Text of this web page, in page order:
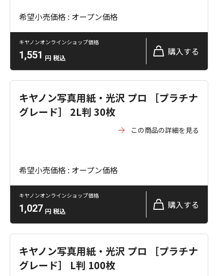
希望小売価格 : オープン価格
キヤノンオンラインショップ価格
1,551 円 税込
購入する
キヤノン写真用紙・光沢 プロ ［プラチナ
グレード］ 2L判 30枚
この商品の詳細を見る
希望小売価格 : オープン価格
キヤノンオンラインショップ価格
1,027 円 税込
購入する
キヤノン写真用紙・光沢 プロ ［プラチナ
グレード］ L判 100枚